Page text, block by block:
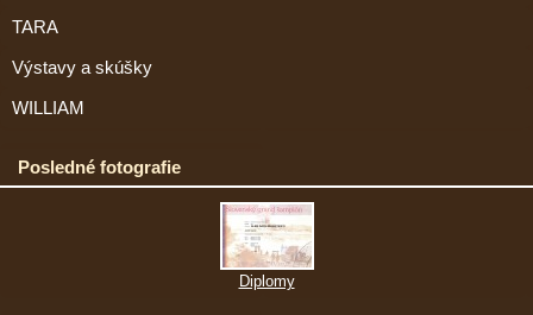
TARA
Výstavy a skúšky
WILLIAM
Posledné fotografie
Diplomy